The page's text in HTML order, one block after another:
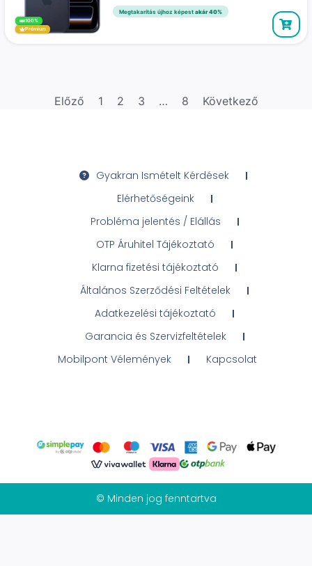
100%
Prémium
Megtakarítás újhoz képest akár 40%
Előző 1 2 3 … 8 Következő
Gyakran Ismételt Kérdések
Elérhetőségeink
Probléma jelentés / Elállás
OTP Áruhitel Tájékoztató
Klarna fizetési tájékoztató
Általános Szerződési Feltételek
Adatkezelési tájékoztató
Garancia és Szervizfeltételek
Mobilpont Vélemények
Kapcsolat
© Minden jog fenntartva